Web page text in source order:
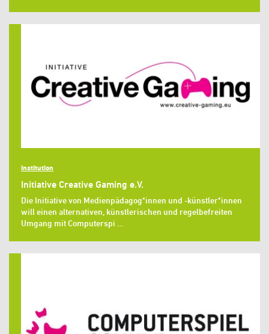
Institution
Initiative Creative Gaming e.V.
Die Initiative von Medienpädagog*innen und -künstler*innen
will einen alternativen, künstlerischen und regelbefreiten
Umgang mit Computerspi …